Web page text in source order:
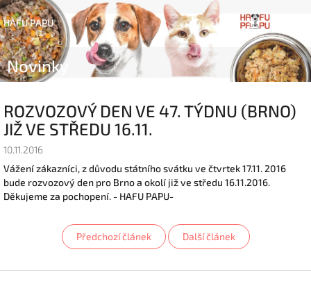
Přejít
na
obsah
HAFU PAPU Hledat
Novinky
ROZVOZOVÝ DEN VE 47. TÝDNU (BRNO)
JIŽ VE STŘEDU 16.11.
10.11.2016
Vážení zákazníci, z důvodu státního svátku ve čtvrtek 17.11. 2016
bude rozvozový den pro Brno a okolí již ve středu 16.11.2016.
Děkujeme za pochopení. - HAFU PAPU-
Předchozí článek Další článek